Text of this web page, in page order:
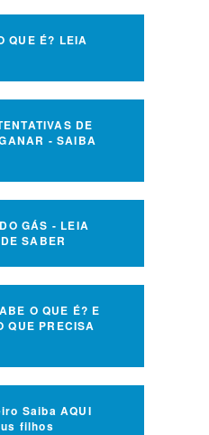
QUE É? LEIA
DE
- SAIBA
GÁS - LEIA
SABER
O QUE É? E
QUE PRECISA
Saiba AQUI
filhos